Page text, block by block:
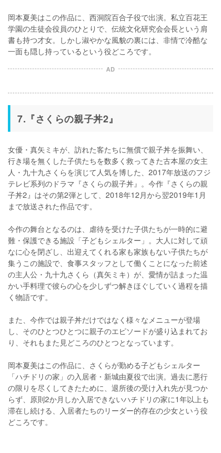
岡本夏美はこの作品に、西洞院百合子役で出演。私立百花王
学園の生徒会役員のひとりで、伝統文化研究会会長という肩
書も持つ才女。しかし淑やかな風貌の裏には、非情で冷酷な
一面も隠し持っているという役どころです。
AD
7.『さくらの親子丼2』
女優・真矢ミキが、訪れた客たちに無償で親子丼を振舞い、
行き場を無くした子供たちを数多く救ってきた古本屋の女主
人・九十九さくらを演じて人気を博した、2017年放送のフジ
テレビ系列のドラマ『さくらの親子丼』。今作『さくらの親
子丼2』はその第2弾として、2018年12月から翌2019年1月
まで放送された作品です。
今作の舞台となるのは、虐待を受けた子供たちが一時的に避
難・保護できる施設「子どもシェルター」。大人に対して頑
なに心を閉ざし、出迎えてくれる家も家族もない子供たちが
集うこの施設で、食事スタッフとして働くことになった前述
の主人公・九十九さくら（真矢ミキ）が、愛情が詰まった温
かい手料理で彼らの心を少しずつ解きほぐしていく過程を描
く物語です。
また、今作では親子丼だけではなく様々なメニューが登場
し、そのひとつひとつに親子のエピソードが盛り込まれてお
り、それもまた見どころのひとつとなっています。
岡本夏美はこの作品に、さくらが勤める子どもシェルター
「ハチドリの家」の入居者・新城由夏役で出演。過去に悪行
の限りを尽くしてきたために、退所後の受け入れ先が見つか
らず、原則2か月しか入居できないハチドリの家に1年以上も
滞在し続ける、入居者たちのリーダー的存在の少女という役
どころです。